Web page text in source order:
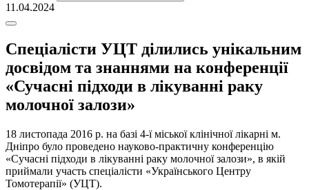
11.04.2024
Спеціалісти УЦТ ділились унікальним
досвідом та знаннями на конференції
«Сучасні підходи в лікуванні раку
молочної залози»
18 листопада 2016 р. на базі 4-ї міської клінічної лікарні м.
Дніпро було проведено науково-практичну конференцію
«Сучасні підходи в лікуванні раку молочної залози», в якій
приймали участь спеціалісти «Українського Центру
Томотерапії» (УЦТ).